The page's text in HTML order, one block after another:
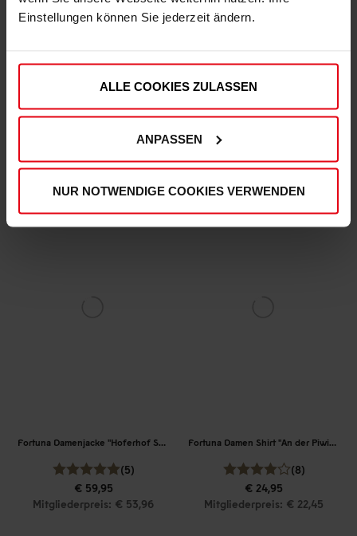
Einstellungen können Sie jederzeit ändern.
ALLE COOKIES ZULASSEN
ANPASSEN
NUR NOTWENDIGE COOKIES VERWENDEN
€ 64,95
Mitgliederpreis: € 58,46
€ 79,95
Mitgliederpreis: € 71,96
Fortuna Damenjacke "Hoferhof Straße"
(5)
€ 59,95
Mitgliederpreis: € 53,96
Fortuna Damen Shirt "An der Piwipp"
(8)
€ 24,95
Mitgliederpreis: € 22,45